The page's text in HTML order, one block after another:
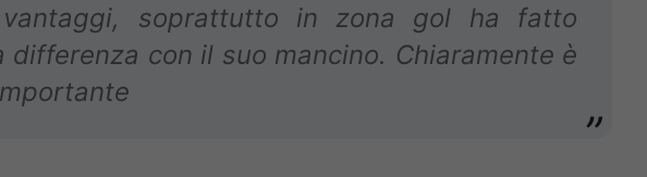
vantaggi, soprattutto in zona gol ha fatto
differenza con il suo mancino. Chiaramente è